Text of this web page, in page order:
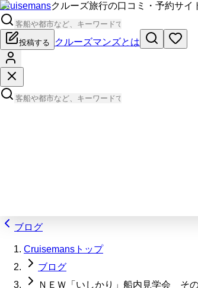
Cruisemansクルーズ旅行の口コミ・予約サイ
投稿する クルーズマンズとは
ブログ
Cruisemansトップ
ブログ
ＮＥＷ「いしかり」船内見学会 そ